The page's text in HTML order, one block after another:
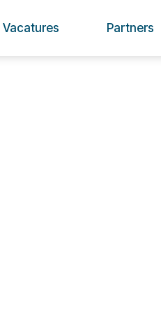
Vacatures Partners